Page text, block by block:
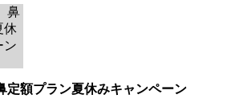
定額プラン夏休みキャンペーン